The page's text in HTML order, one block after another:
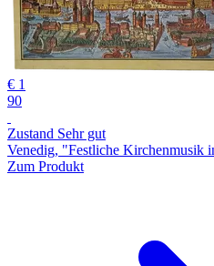
€ 1
90
Zustand Sehr gut
Venedig, "Festliche Kirchenmusik
Zum Produkt